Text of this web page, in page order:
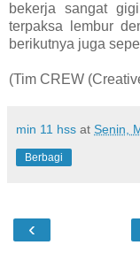
bekerja sangat
terpaksa lembur
berikutnya juga
(Tim CREW
min 11 hss at Senin,
Berbagi
‹